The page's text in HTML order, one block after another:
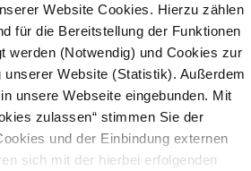
Website Cookies. Hierzu zählen
für die Bereitstellung der Funktionen
werden (Notwendig) und Cookies zur
Website (Statistik). Außerdem
unsere Webseite eingebunden. Mit
zulassen“ stimmen Sie der
und der Einbindung externen
sich mit der hierbei erfolgenden
Wohnfläche
132,00
m²
Maximale
Belegung
4
Badezimmer
2